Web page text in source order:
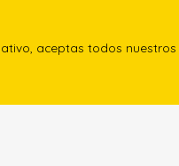
aceptas todos nuestros